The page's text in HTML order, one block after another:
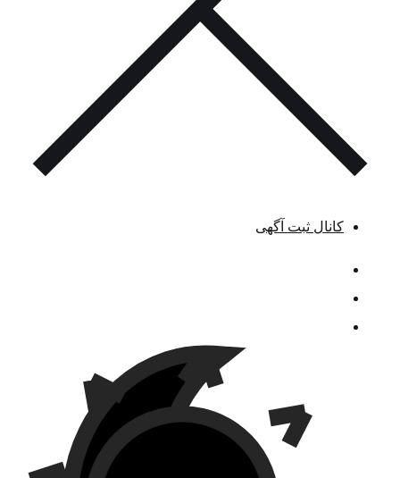
کانال ثبت آگهی